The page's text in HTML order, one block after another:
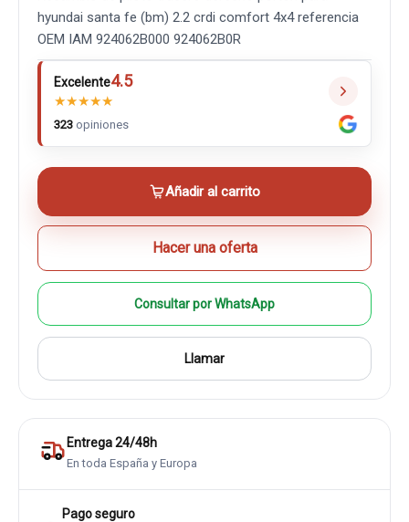
hyundai santa fe (bm) 2.2 crdi comfort 4x4 referencia
OEM IAM 924062B000 924062B0R
Excelente4.5
★★★★★
323 opiniones
Añadir al carrito
Hacer una oferta
Consultar por WhatsApp
Llamar
Entrega 24/48h
En toda España y Europa
Pago seguro